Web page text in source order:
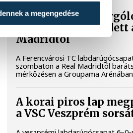
a megengedése
A Ferencváros
vereséget szenvedett
Madridtól
A Ferencvárosi TC
szombaton a Real Madridtól
mérkőzésen a Groupama
A korai piros lap
a VSC Veszprém